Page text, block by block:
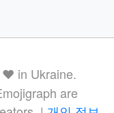
❤️ in Ukraine.
are